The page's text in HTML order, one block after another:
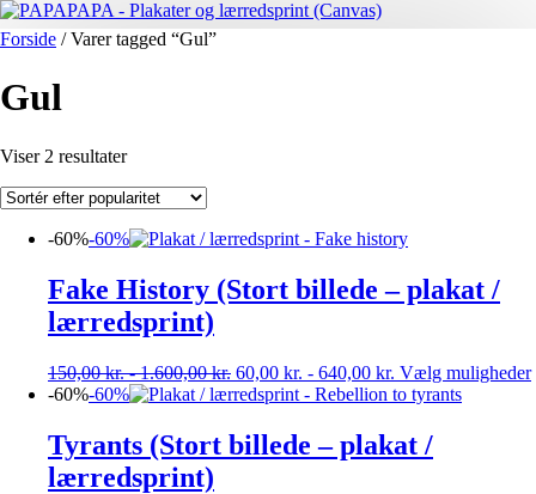
Forside / Varer tagged “Gul”
Gul
Viser 2 resultaterSorteret
popularitet
-60%-60%
Fake History (Stort billede – plakat /
lærredsprint)
150,00kr.-1.600,00kr. 60,00 kr. - 640,00 kr. Vælg muligheder
-60%-60%
Tyrants (Stort billede – plakat /
lærredsprint)